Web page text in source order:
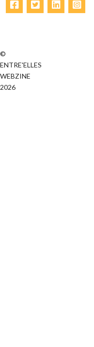
FacebookTwitterLinkedIn
©
ENTRE'ELLES
WEBZINE
2026